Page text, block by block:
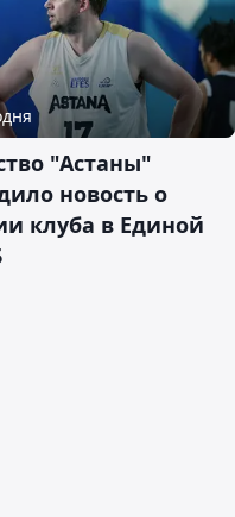
"Астаны"
новость о
клуба в Единой